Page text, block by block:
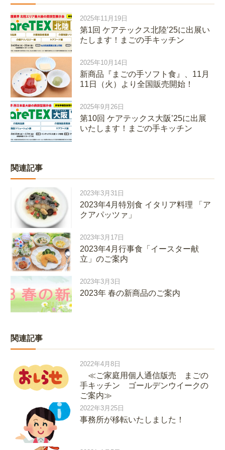
2025年11月19日
第1回 ケアテックス北陸’25に出展い
たします！まごの手キッチン
2025年10月14日
新商品『まごの手ソフト食』、11月
11日（火）より全国販売開始！
2025年9月26日
第10回 ケアテックス大阪’25に出展
いたします！まごの手キッチン
関連記事
2023年3月31日
2023年4月特別食 イタリア料理 「ア
クアパッツァ」
2023年3月17日
2023年4月行事食「イースター献
立」のご案内
2023年3月3日
2023年 春の新商品のご案内
関連記事
2022年4月8日
≪ご家庭用個人通信版売 まごの
手キッチン ゴールデンウイークの
ご案内≫
2022年3月25日
事務所が移転いたしました！